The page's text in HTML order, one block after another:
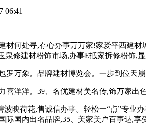
06:41
何处寻,存心办事万万家!家爱平西建材
泉修建材粉饰市场,办事E抵家拆修粉饰,
万象。品牌建材博览会。一步到位天崩
洋洋。39、名优建材美名传,饰万家出色
荷花,售诚信办事。轻松一“点”专业办
际国内出名品牌,35、美家美户百事达,享